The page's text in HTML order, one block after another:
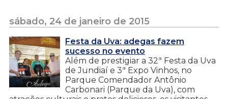
sábado, 24 de janeiro de 2015
Festa da Uva: adegas fazem
sucesso no evento
Além de prestigiar a 32ª Festa da Uva
de Jundiaí e 3ª Expo Vinhos, no
Parque Comendador Antônio
Carbonari (Parque da Uva), com